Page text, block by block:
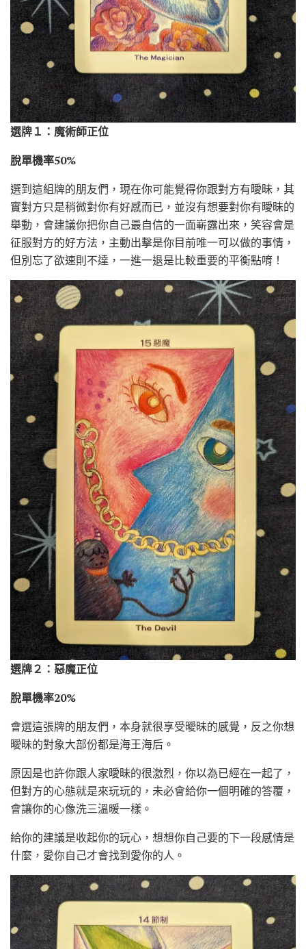
選牌１：魔術師正位
脫單機率50%
選到這組牌的朋友們，現在你可能覺得你跟對方有曖昧，其
實對方只是稍微對你有好感而已，並沒有想要對你有曖昧的
舉動，會建議你把你自己最自信的一面嶄露出來，笑容會是
征服對方的好方法，主動出擊是你目前唯一可以做的事情，
但別忘了欲速則不達，一進一退是比較重要的平衡點唷！
選牌２：惡魔正位
脫單機率20%
會選這張牌的朋友們，本身就很享受曖昧的感覺，反之你想
曖昧的對象大部份都是海王海后。
原因是也許你跟人家曖昧的很激烈，你以為已經在一起了，
但對方的心態就是來玩玩的，未必會給你一個明確的答覆，
會讓你的心像洗三溫暖一樣。
給你的建議是收起你的玩心，想想你自己要的下一段感情是
什麼，愛你自己才會找到愛你的人。